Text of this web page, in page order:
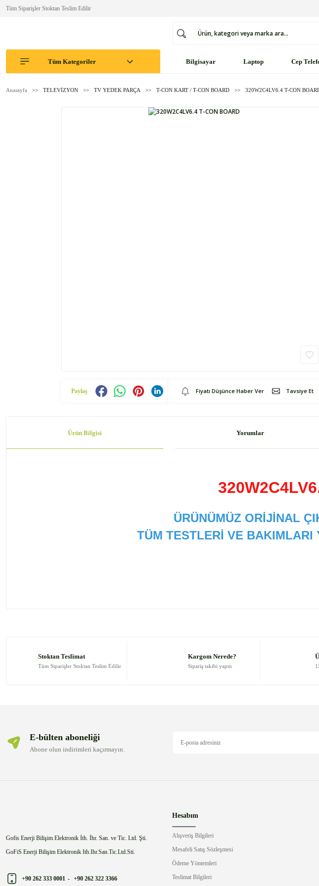
Tüm Siparişler Stoktan Teslim Edilir
Tüm Kategoriler Bilgisayar Laptop Cep
Anasayfa TELEVİZYON TV YEDEK PARÇA T-CON KART / T-CON BOARD 320W2C4LV6.4 T-CON
Paylaş Fiyatı Düşünce Haber Ver Tavsiye Et
Ürün Bilgisi Yorumlar
ÜRÜNÜMÜZ ORİJİNAL
TÜM TESTLERİ VE BAKIMLARI
Ürün bilgilerinde hatalar bulunuyor.
Stoktan Teslimat
Tüm Siparişler Stoktan Teslim Edilir
Kargom Nerede?
Sipariş takibi yapın
E-bülten aboneliği
Abone olun indirimleri kaçırmayın.
Gofis Enerji Bilişim Elektronik İth. İhr. San. ve Tic. Ltd. Şti.
GoFiS Enerji Bilişim Elektronik Ith.Ihr.San.Tic.Ltd.Sti.
+90 262 333 0001 - +90 262 322 3366
Hesabım
Alışveriş Bilgileri
Mesafeli Satış Sözleşmesi
Ödeme Yöntemleri
Teslimat Bilgileri